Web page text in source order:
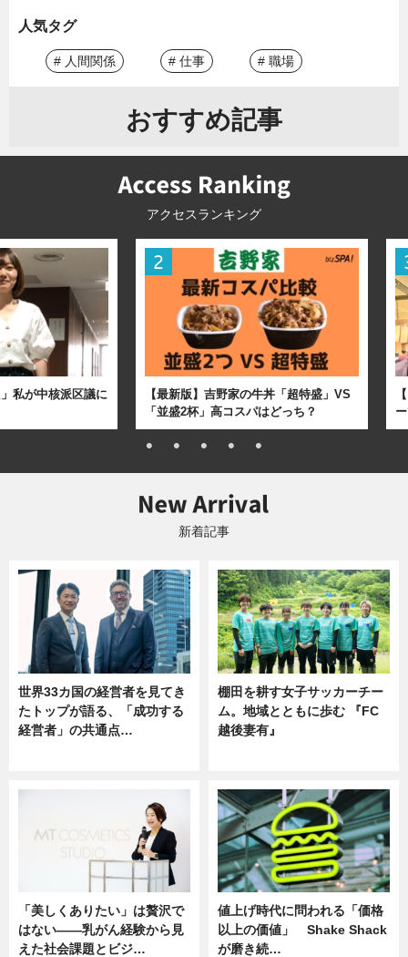
人気タグ
# 人間関係 # 仕事 # 職場
おすすめ記事
アクセスランキング
私が中核派区議に
【最新版】吉野家の牛丼「超特盛」VS
「並盛2杯」高コスパはどっち？
新着記事
世界33カ国の経営者を見てき
たトップが語る、「成功する
経営者」の共通点…
棚田を耕す女子サッカーチー
ム。地域とともに歩む 『FC
越後妻有』
「美しくありたい」は贅沢で
はない――乳がん経験から見
えた社会課題とビジ…
値上げ時代に問われる「価格
以上の価値」 Shake Shack
が磨き続…